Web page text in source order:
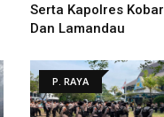
Serta Kapolres Kobar
Dan Lamandau
P. RAYA